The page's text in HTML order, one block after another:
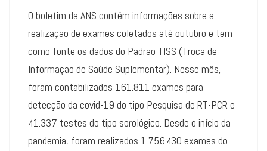
O boletim da ANS contém informações sobre a
realização de exames coletados até outubro e tem
como fonte os dados do Padrão TISS (Troca de
Informação de Saúde Suplementar). Nesse mês,
foram contabilizados 161.811 exames para
detecção da covid-19 do tipo Pesquisa de RT-PCR e
41.337 testes do tipo sorológico. Desde o início da
pandemia, foram realizados 1.756.430 exames do